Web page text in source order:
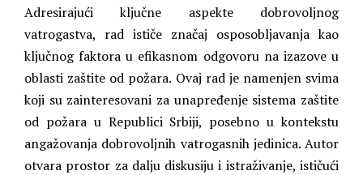
Adresirajući ključne aspekte dobrovoljnog
vatrogastva, rad ističe značaj osposobljavanja kao
ključnog faktora u efikasnom odgovoru na izazove u
oblasti zaštite od požara. Ovaj rad je namenjen svima
koji su zainteresovani za unapređenje sistema zaštite
od požara u Republici Srbiji, posebno u kontekstu
angažovanja dobrovoljnih vatrogasnih jedinica. Autor
otvara prostor za dalju diskusiju i istraživanje, ističući